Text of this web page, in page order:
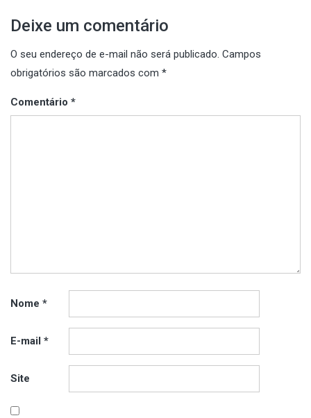
Deixe um comentário
O seu endereço de e-mail não será publicado. Campos
obrigatórios são marcados com *
Comentário *
Nome *
E-mail *
Site